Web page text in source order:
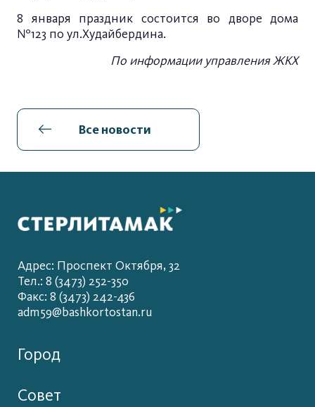
8 января праздник состоится во дворе дома
№123 по ул.Худайбердина.
По информации управления ЖКХ
Все новости
Адрес: Проспект Октября, 32
Тел.: 8 (3473) 252-350
Факс: 8 (3473) 242-436
adm59@bashkortostan.ru
Город
Совет